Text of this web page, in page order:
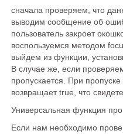
сначала проверяем, что
выводим сообщение об
пользователь закроет
воспользуемся методом
выйдем из функции,
В случае же, если
пропускается. При
возвращает true, что
Универсальная функция
Если нам необходимо